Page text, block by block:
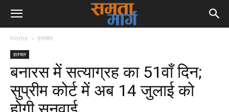
Home हलचल
हलचल
बनारस में सत्याग्रह का 51वॉं दिन;
सुप्रीम कोर्ट में अब 14 जुलाई को